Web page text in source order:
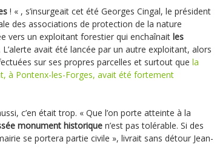
! « , s’insurgeait cet été Georges Cingal, le président
des associations de protection de la nature
vers un exploitant forestier qui enchaînait les
avait été lancée par un autre exploitant, alors
sur ses propres parcelles et surtout que la
à Pontenx-les-Forges, avait été fortement
c’en était trop. « Que l’on porte atteinte à la
monument historique n’est pas tolérable. Si des
se portera partie civile », livrait sans détour Jean-